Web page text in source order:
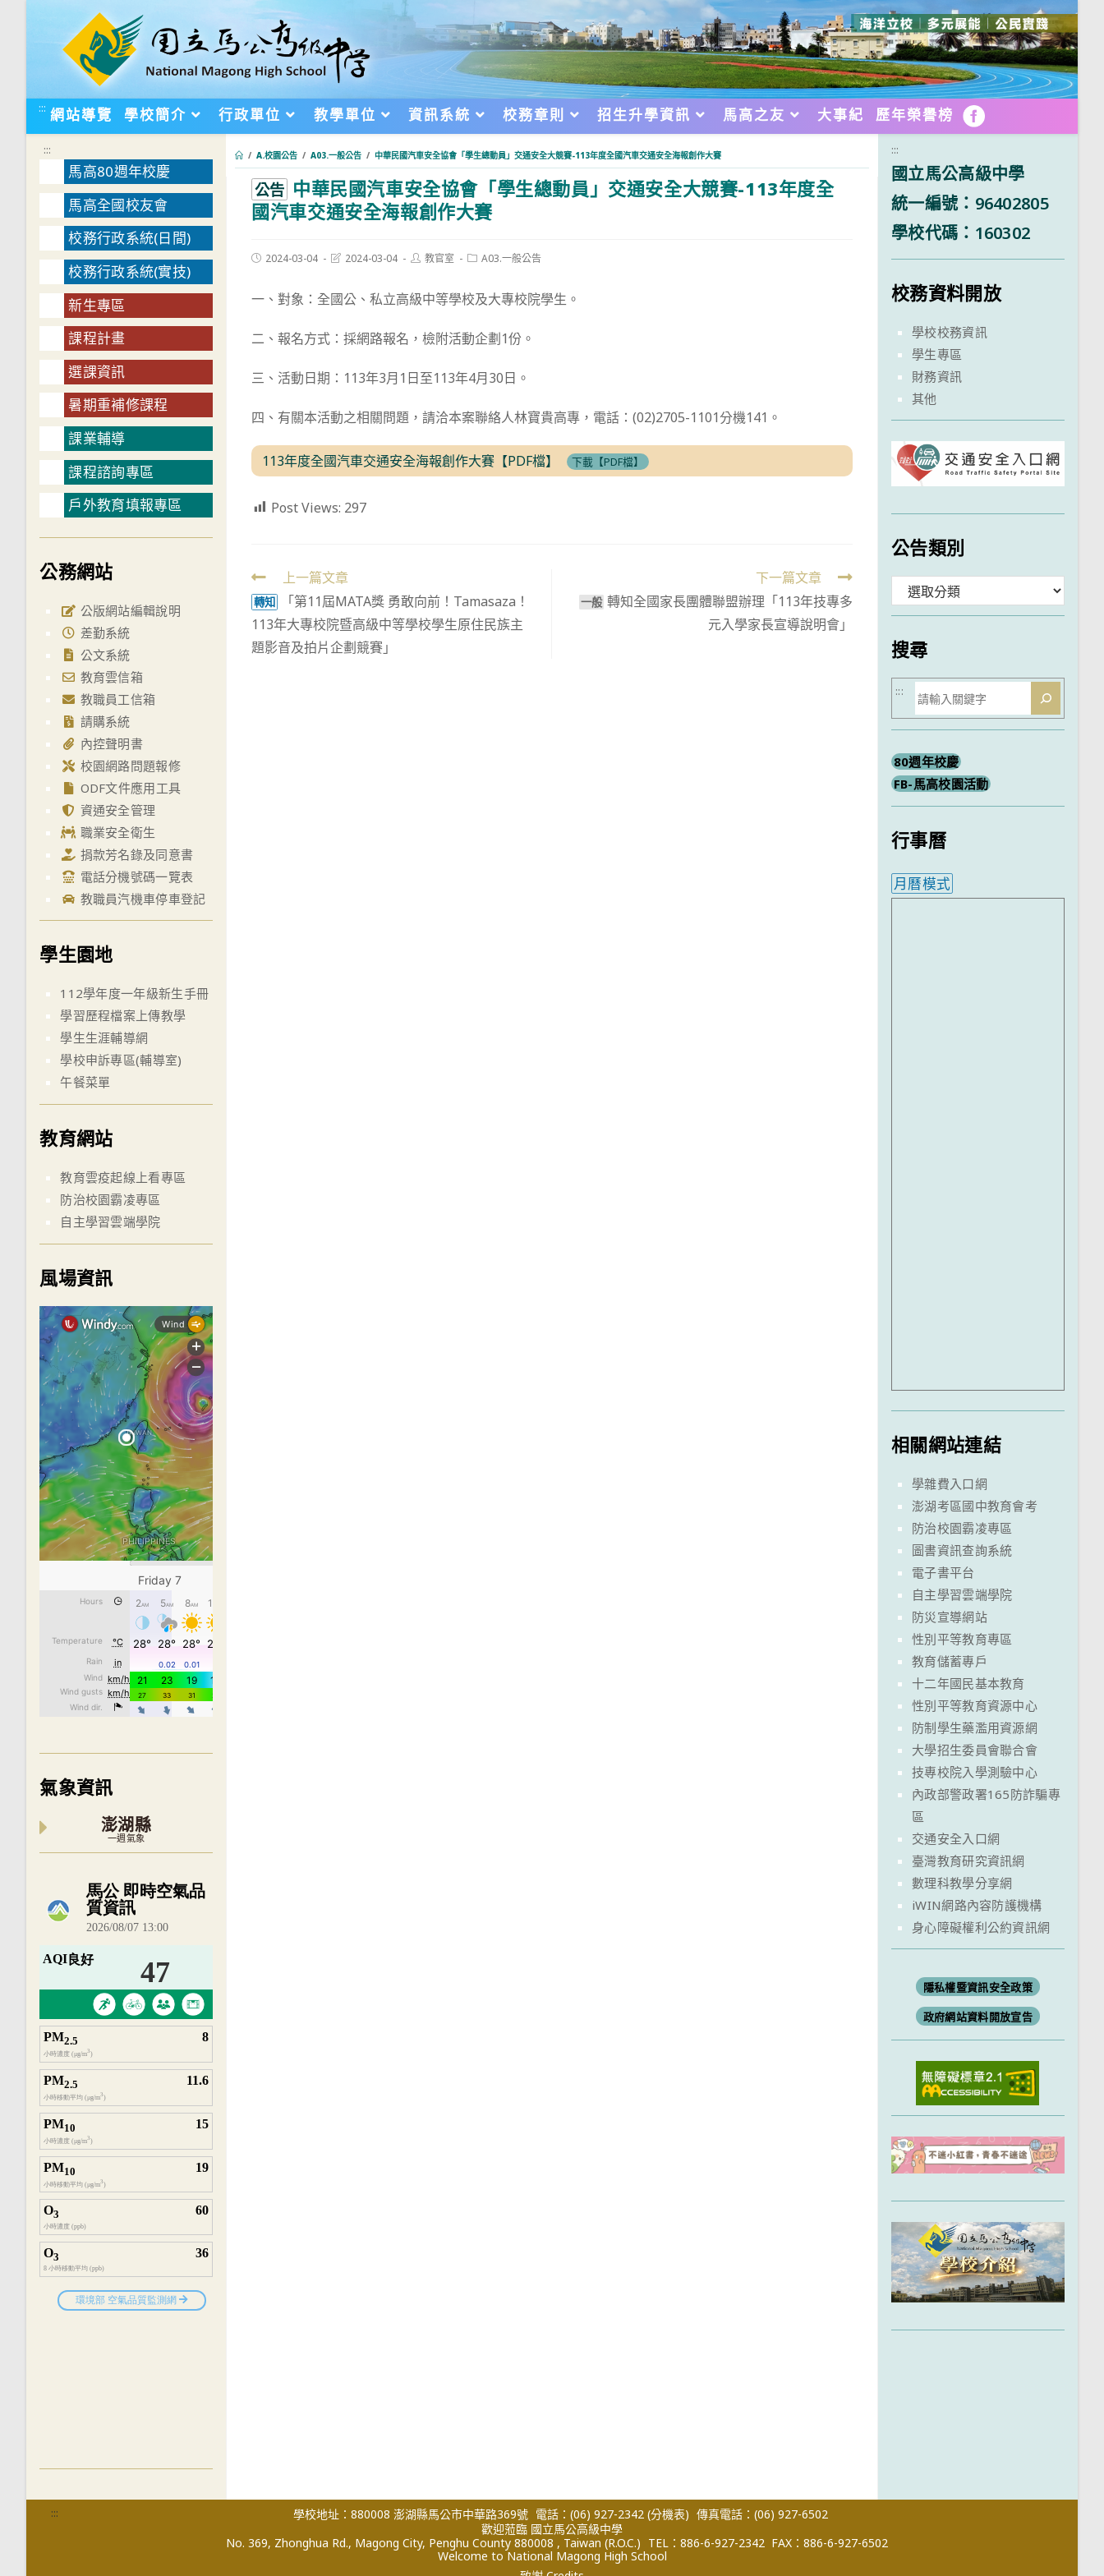
::: 網站導覽 學校簡介 行政單位 教學單位 資訊系統 校務章則 招生升學資訊 馬高之友 大事紀 歷年榮譽榜 FB
/ A.校園公告 / A03.一般公告 / 中華民國汽車安全協會「學生總動員」交通安全大競賽-113年度全國汽車交通安全海報創作大賽
公告 中華民國汽車安全協會「學生總動員」交通安全大競賽-113年度全
國汽車交通安全海報創作大賽
Post2024-03-04
Post2024-03-04
Post教官室
PostA03.一般公告
一、對象：全國公、私立高級中等學校及大專校院學生。
二、報名方式：採網路報名，檢附活動企劃1份。
三、活動日期：113年3月1日至113年4月30日。
四、有關本活動之相關問題，請洽本案聯絡人林寶貴高專，電話：(02)2705-1101分機141。
113年度全國汽車交通安全海報創作大賽【PDF檔】 下載【PDF檔】
Post Views: 297
Read
more
articles
上一篇文章
轉知
「第11屆MATA獎 勇敢向前！Tamasaza！
113年大專校院暨高級中等學校學生原住民族主
題影音及拍片企劃競賽」
下一篇文章
一般 轉知全國家長團體聯盟辦理「113年技專多
元入學家長宣導說明會」
:::
馬高80週年校慶
馬高全國校友會
校務行政系統(日間)
校務行政系統(實技)
新生專區
課程計畫
選課資訊
暑期重補修課程
課業輔導
課程諮詢專區
戶外教育填報專區
公務網站
公版網站編輯說明
差勤系統
公文系統
教育雲信箱
教職員工信箱
請購系統
內控聲明書
校園網路問題報修
ODF文件應用工具
資通安全管理
職業安全衛生
捐款芳名錄及同意書
電話分機號碼一覽表
教職員汽機車停車登記
學生園地
112學年度一年級新生手冊
學習歷程檔案上傳教學
學生生涯輔導網
學校申訴專區(輔導室)
午餐菜單
教育網站
教育雲疫起線上看專區
防治校園霸凌專區
自主學習雲端學院
風場資訊
氣象資訊
澎湖縣
一週氣象
內嵌空氣品質小工具為視覺預覽，完整即時空氣品質資料請開啟
:::
國立馬公高級中學
統一編號：96402805
學校代碼：160302
校務資料開放
學校校務資訊
學生專區
財務資訊
其他
公告類別
類
搜尋
搜
尋
:::
80週年校慶
FB-馬高校園活動
行事曆
月曆模式
相關網站連結
學雜費入口網
澎湖考區國中教育會考
防治校園霸凌專區
圖書資訊查詢系統
電子書平台
自主學習雲端學院
防災宣導網站
性別平等教育專區
教育儲蓄專戶
十二年國民基本教育
性別平等教育資源中心
防制學生藥濫用資源網
大學招生委員會聯合會
技專校院入學測驗中心
內政部警政署165防詐騙專
區
交通安全入口網
臺灣教育研究資訊網
數理科教學分享網
iWIN網路內容防護機構
身心障礙權利公約資訊網
隱私權暨資訊安全政策
政府網站資料開放宣告
::: 學校地址：880008 澎湖縣馬公市中華路369號 電話：(06) 927-2342 (分機表) 傳真電話：(06) 927-6502
歡迎蒞臨 國立馬公高級中學
No. 369, Zhonghua Rd., Magong City, Penghu County 880008 , Taiwan (R.O.C.) TEL：886-6-927-2342 FAX：886-6-927-6502
Welcome to National Magong High School